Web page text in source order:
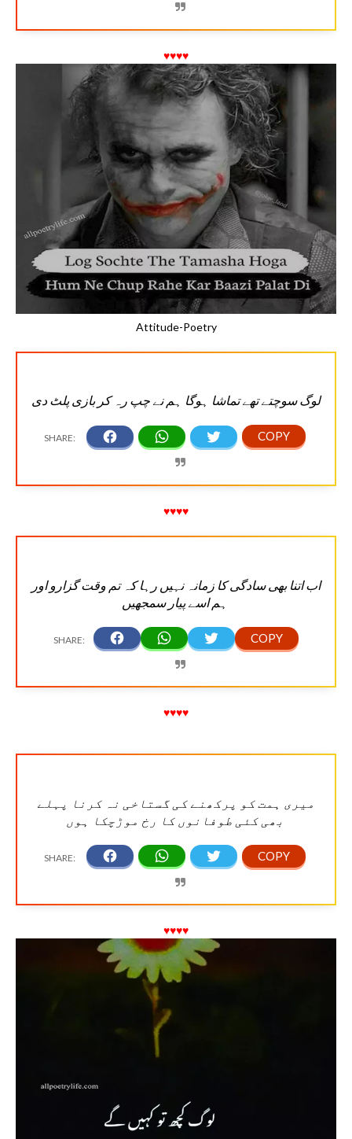
♥♥♥♥
Attitude-Poetry
لوگ سوچتے تھے تماشا ہوگا ہم نے چپ رہ کر بازی پلٹ دی
♥♥♥♥
اب اتنا بھی سادگی کا زمانہ نہیں رہا کہ تم وقت گزارو اور
♥♥♥♥
میری ہمت کو پرکھنے کی گستاخی نہ کرنا پہلے
♥♥♥♥